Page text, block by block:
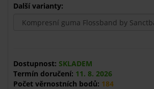
Další varianty:
Dostupnost: SKLADEM
Termín doručení: 11. 8. 2026
Počet věrnostních bodů: 184